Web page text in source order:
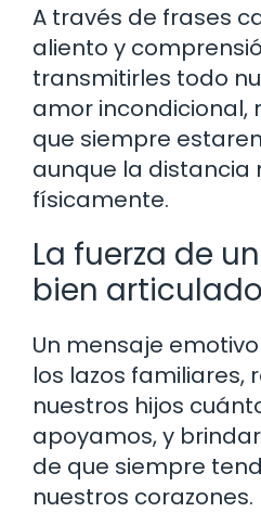
A través de frases
aliento y
transmitirles todo
amor incondicional,
que siempre
aunque la distancia
físicamente.
La fuerza de
bien articulado
Un mensaje
los lazos familiares,
nuestros hijos
apoyamos, y
de que siempre
nuestros corazones.